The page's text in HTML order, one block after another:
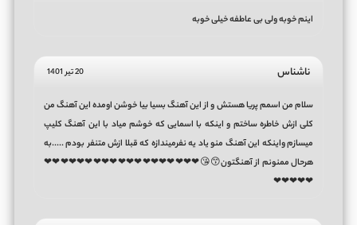
اینم خوبه ولی بی عاطفه خیلی خوبه
ناشناس 20 تیر 1401
سلام من اسمم پریا هستش و از این آهنگ بسیا بیا خوشن اومده این آهنگ من
کلی ازش خاطره ساختم و اینکه با اسمایی که خوشم میاد با این آهنگ کلیپ
میسازم واینکه این آهنگ منو یاد یه نفرمیندازه که قبلا ازش متنفر بودم .....به
هرحال ممنونم از آهنگتون😙😘❤❤❤❤❤❤❤❤❤❤❤❤❤❤❤❤❤❤❤
❤❤❤❤❤